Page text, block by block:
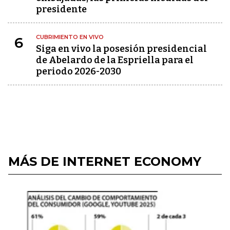
presidente
6 CUBRIMIENTO EN VIVO
Siga en vivo la posesión presidencial
de Abelardo de la Espriella para el
periodo 2026-2030
MÁS DE INTERNET ECONOMY